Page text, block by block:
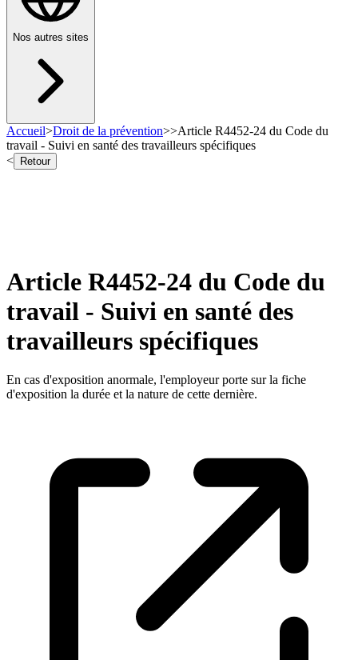
Nos autres sites
Accueil>Droit de la prévention>>Article R4452-24 du Code du
travail - Suivi en santé des travailleurs spécifiques
<
Retour
Article R4452-24 du Code du
travail - Suivi en santé des
travailleurs spécifiques
En cas d'exposition anormale, l'employeur porte sur la fiche
d'exposition la durée et la nature de cette dernière.